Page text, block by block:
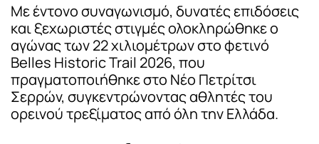
Με έντονο συναγωνισμό, δυνατές επιδόσεις
και ξεχωριστές στιγμές ολοκληρώθηκε ο
αγώνας των 22 χιλιομέτρων στο φετινό
Belles Historic Trail 2026, που
πραγματοποιήθηκε στο Νέο Πετρίτσι
Σερρών, συγκεντρώνοντας αθλητές του
ορεινού τρεξίματος από όλη την Ελλάδα.